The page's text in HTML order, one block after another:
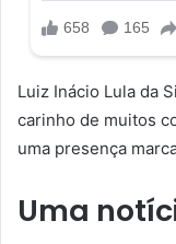
Luiz Inácio Lula da
carinho de muitos
uma presença
Uma